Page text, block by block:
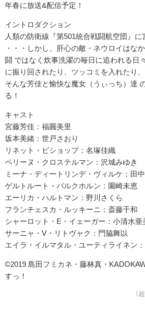
年春に放送&配信予定！
イントロダクション
人類の防衛線『第501統合戦闘航空団』に
・・・しかし、肝心の敵・ネウロイはな
闘 ではなく炊事洗濯の毎日に追われる日
に振り回されたり、ツッコミを入れたり
そんな芳佳と愉快な魔女（うぃっち）達
る！
キャスト
宮藤芳佳：福圓美里
坂本美緒：世戸さおり
リネット・ビショップ：名塚佳織
ペリーヌ・クロステルマン：沢城みゆき
ミーナ・ディートリンデ・ヴィルケ：田
ゲルトルート・バルクホルン：園崎未恵
エーリカ・ハルトマン：野川さくら
フランチェスカ・ルッキーニ：斎藤千和
シャーロット・E・イェーガー：小清水亜
サーニャ・V・リトヴャク：門脇舞以
エイラ・イルマタル・ユーティライネン
©2019 島田フミカネ・藤林真・
すっ！
《